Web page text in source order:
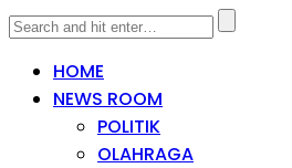
HOME
NEWS ROOM
POLITIK
OLAHRAGA